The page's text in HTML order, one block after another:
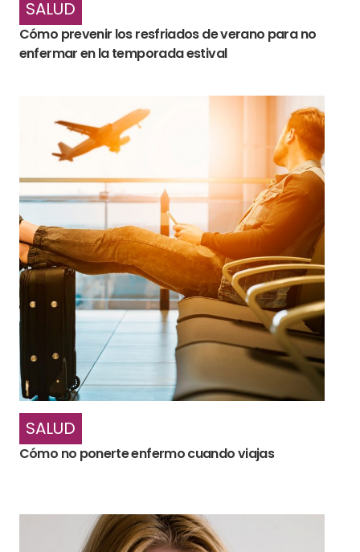
SALUD
Cómo prevenir los resfriados de verano para no
enfermar en la temporada estival
SALUD
Cómo no ponerte enfermo cuando viajas